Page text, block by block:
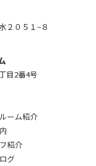
２０５１−８
目2番4号
ーム紹介
紹介
グ